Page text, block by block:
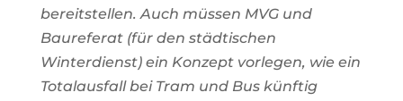
bereitstellen. Auch müssen MVG und
Baureferat (für den städtischen
Winterdienst) ein Konzept vorlegen, wie ein
Totalausfall bei Tram und Bus künftig